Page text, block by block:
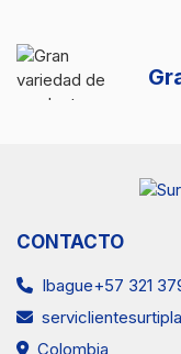
CONTACTO
Ibague+57 321
Colombia